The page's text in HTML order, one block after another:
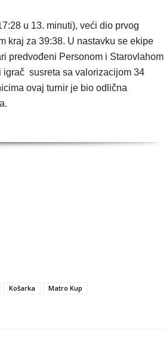
u 13. minuti), veći dio prvog
kraj za 39:38. U nastavku se ekipe
predvođeni Personom i Starovlahom
susreta sa valorizacijom 34
ovaj turnir je bio odlična
Košarka
Matro Kup